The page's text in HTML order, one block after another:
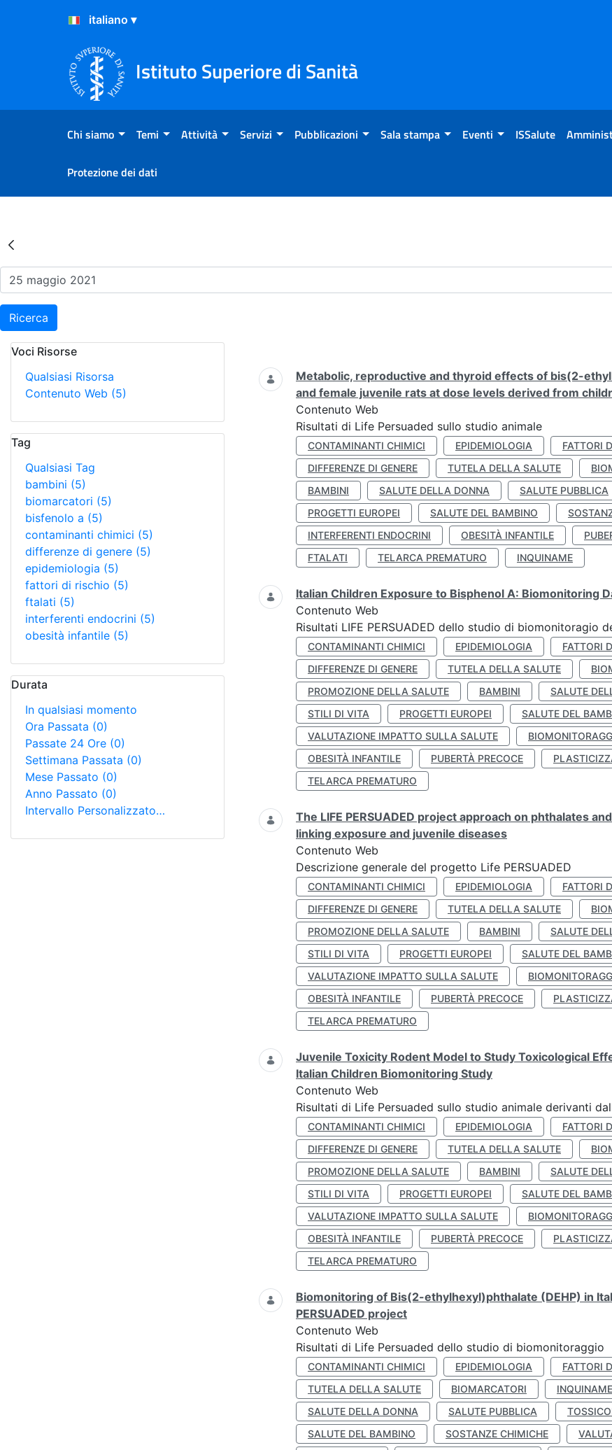
Salta al Contenuto
Salta al Footer
Istituto Superiore di Sanità
Chi siamo Temi Attività Servizi Pubblicazioni Sala stampa Eventi ISSalute
Protezione dei dati
Risultati della Ricerca - Eventi
Ricerca
Voci Risorse
Qualsiasi Risorsa
Contenuto Web (5)
Tag
Qualsiasi Tag
bambini (5)
biomarcatori (5)
bisfenolo a (5)
contaminanti chimici (5)
differenze di genere (5)
epidemiologia (5)
fattori di rischio (5)
ftalati (5)
interferenti endocrini (5)
obesità infantile (5)
Durata
In qualsiasi momento
Ora Passata (0)
Passate 24 Ore (0)
Settimana Passata (0)
Mese Passato (0)
Anno Passato (0)
Intervallo Personalizzato…
Ricerca
Metabolic, reproductive and thyroid effects of bis(2-
and female juvenile rats at dose levels derived from
Contenuto Web
Risultati di Life Persuaded sullo studio animale
CONTAMINANTI CHIMICI EPIDEMIOLOGIA FATTORI
DIFFERENZE DI GENERE
TUTELA DELLA SALUTE
BAMBINI
SALUTE DELLA DONNA SALUTE PUBBLICA
PROGETTI EUROPEI
SALUTE DEL BAMBINO
INTERFERENTI ENDOCRINI
OBESITÀ INFANTILE
FTALATI
TELARCA PREMATURO INQUINAME
Italian Children Exposure to Bisphenol A: Biomonitoring
Contenuto Web
Risultati LIFE PERSUADED dello studio di biomonitoragio
CONTAMINANTI CHIMICI EPIDEMIOLOGIA FATTORI
DIFFERENZE DI GENERE
TUTELA DELLA SALUTE
PROMOZIONE DELLA SALUTE
BAMBINI SALUTE
STILI DI VITA
PROGETTI EUROPEI SALUTE DEL
VALUTAZIONE IMPATTO SULLA SALUTE
OBESITÀ INFANTILE
PUBERTÀ PRECOCE
TELARCA PREMATURO
The LIFE PERSUADED project approach on phthalates
linking exposure and juvenile diseases
Contenuto Web
Descrizione generale del progetto Life PERSUADED
CONTAMINANTI CHIMICI EPIDEMIOLOGIA FATTORI
DIFFERENZE DI GENERE
TUTELA DELLA SALUTE
PROMOZIONE DELLA SALUTE
BAMBINI SALUTE
STILI DI VITA
PROGETTI EUROPEI SALUTE DEL
VALUTAZIONE IMPATTO SULLA SALUTE
OBESITÀ INFANTILE
PUBERTÀ PRECOCE
TELARCA PREMATURO
Juvenile Toxicity Rodent Model to Study Toxicological
Italian Children Biomonitoring Study
Contenuto Web
Risultati di Life Persuaded sullo studio animale derivanti
CONTAMINANTI CHIMICI EPIDEMIOLOGIA FATTORI
DIFFERENZE DI GENERE
TUTELA DELLA SALUTE
PROMOZIONE DELLA SALUTE
BAMBINI SALUTE
STILI DI VITA
PROGETTI EUROPEI SALUTE DEL
VALUTAZIONE IMPATTO SULLA SALUTE
OBESITÀ INFANTILE
PUBERTÀ PRECOCE
TELARCA PREMATURO
Biomonitoring of Bis(2-ethylhexyl)phthalate (DEHP) in
PERSUADED project
Contenuto Web
Risultati di Life Persuaded dello studio di biomonitoraggio
CONTAMINANTI CHIMICI EPIDEMIOLOGIA FATTORI
TUTELA DELLA SALUTE
BIOMARCATORI
SALUTE DELLA DONNA
SALUTE PUBBLICA
SALUTE DEL BAMBINO
SOSTANZE CHIMICHE